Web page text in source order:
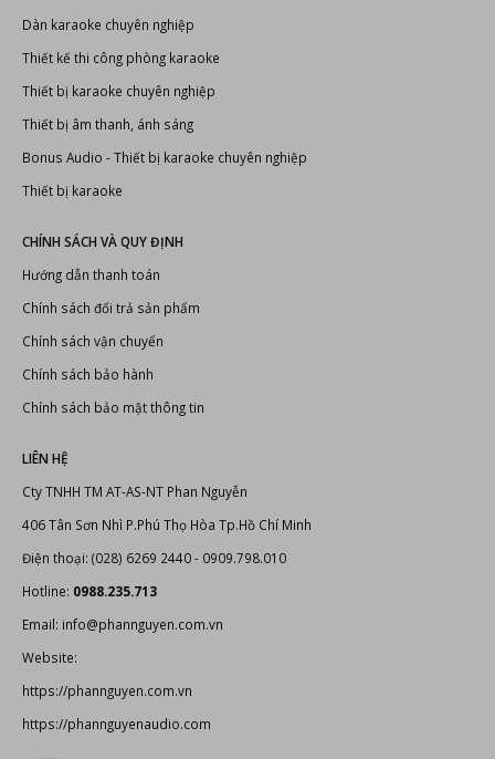
Dàn karaoke chuyên nghiệp
Thiết kế thi công phòng karaoke
Thiết bị karaoke chuyên nghiệp
Thiết bị âm thanh, ánh sáng
Bonus Audio -Thiết bị karaoke chuyên nghiệp
Thiết bị karaoke
CHÍNH SÁCH VÀ QUY ĐỊNH
Hướng dẫn thanh toán
Chính sách đổi trả sản phẩm
Chính sách vận chuyển
Chính sách bảo hành
Chính sách bảo mật thông tin
LIÊN HỆ
Cty TNHH TM AT-AS-NT Phan Nguyễn
406 Tân Sơn Nhì P.Phú Thọ Hòa Tp.Hồ Chí Minh
Điện thoại: (028) 6269 2440 - 0909.798.010
Hotline: 0988.235.713
Email: info@phannguyen.com.vn
Website:
https://phannguyen.com.vn
https://phannguyenaudio.com